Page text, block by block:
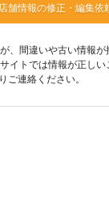
店舗情報の修正・編集依
、間違いや古い情報
イトでは情報が正し
ご連絡ください。